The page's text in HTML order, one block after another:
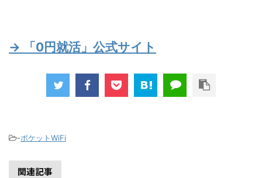
→ 「0円就活」公式サイト
-ポケットWiFi
関連記事